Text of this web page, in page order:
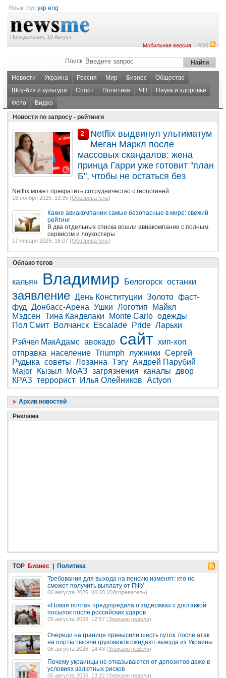
Язык: рус укр eng
Понедельник, 10 Август
Мобильная версия|RSS
Поиск
Новости Украина Россия Мир Бизнес
Общество
Шоу-биз и культура
Спорт Политика ЧП
Наука и здоровье
Фото
Видео
Новости по запросу - рейтинги
2
Netflix выдвинул ультиматум
Меган Маркл после
массовых скандалов: жена
принца Гарри уже готовит "план
Б", чтобы не остаться без
Netflix может прекратить сотрудничество с герцогиней
16 ноября 2025, 13:35 (Обозреватель)
Какие авиакомпании самые безопасные в мире: свежий
рейтинг
В два отдельных списка вошли авиакомпании с полным
сервисом и лоукостеры
17 января 2025, 16:07 (Обозреватель)
Облако тегов
кальян Владимир Белогорск останки
заявление День Конституции Золото фаст-
фуд Донбасс-Арена Ушки Логотип
Майкл
Мэдсен Тина Канделаки Monte Carlo одежды
Пол Смит
Волчанск Escalade Pride Ларьки
Рэйчел МакАдамс авокадо сайт хип-хоп
отправка
население Triumph лужники Сергей
Рудыка советы Лозанна Тэгу Андрей Парубий
Major
Кызыл МоАЗ загрязнения каналы
двор
КРАЗ террорист Илья Олейников Actyon
Архив новостей
Реклама
TOP Бизнес | Политика
Требования для выхода на пенсию изменят: кто не
сможет получить выплату от ПФУ
06 августа 2026, 00:20 (Обозреватель)
«Новая почта» предупредила о задержках с доставкой
посылок после российских ударов
05 августа 2026, 12:57 (Зеркало недели)
Очереди на границе превысили шесть суток: после атак
на порты тысячи грузовиков ожидают выезда из Украины
06 августа 2026, 14:43 (Зеркало недели)
Почему украинцы не отказываются от депозитов даже в
условиях валютных рисков
05 августа 2026, 13:22 (Зеркало недели)